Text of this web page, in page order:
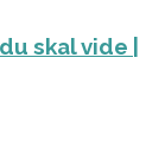
skal vide |